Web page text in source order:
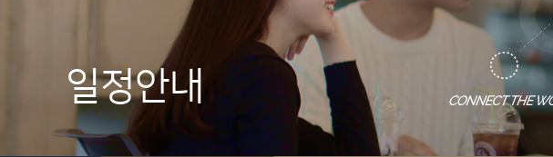
대학일자리개발원
일정안내